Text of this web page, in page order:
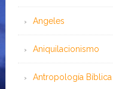
Angeles
Aniquilacionismo
Antropología Bíblica